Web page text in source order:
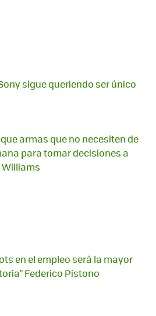
sigue queriendo ser único
armas que no necesiten de
para tomar decisiones a
Williams
en el empleo será la mayor
Federico Pistono